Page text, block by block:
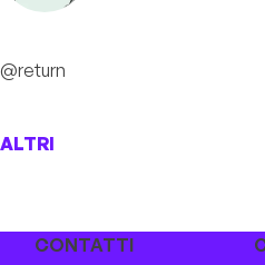
@return
ALTRI
CONTATTI